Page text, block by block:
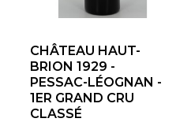
CHÂTEAU HAUT-
BRION 1929 -
PESSAC-LÉOGNAN -
1ER GRAND CRU
CLASSÉ